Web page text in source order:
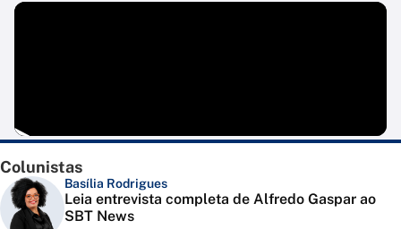
Colunistas
Basília Rodrigues
Leia entrevista completa de Alfredo Gaspar ao
SBT News